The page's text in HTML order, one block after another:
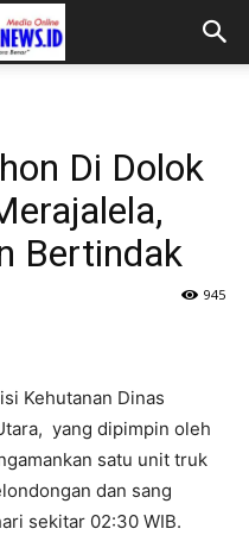
Di Dolok
Bertindak
945
Kehutanan Dinas
yang dipimpin oleh
satu unit truk
dan sang
sekitar 02:30 WIB.